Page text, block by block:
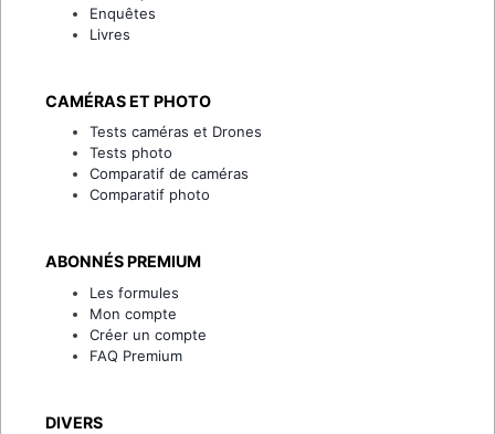
Enquêtes
Livres
CAMÉRAS ET PHOTO
Tests caméras et Drones
Tests photo
Comparatif de caméras
Comparatif photo
ABONNÉS PREMIUM
Les formules
Mon compte
Créer un compte
FAQ Premium
DIVERS